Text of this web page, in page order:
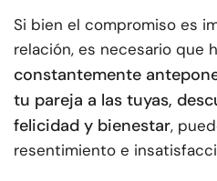
Si bien el compromiso es
relación, es necesario que
constantemente
tu pareja a las tuyas,
felicidad y bienestar,
resentimiento e